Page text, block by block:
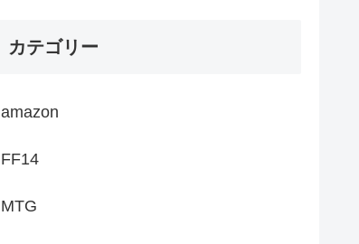
カテゴリー
amazon
FF14
MTG